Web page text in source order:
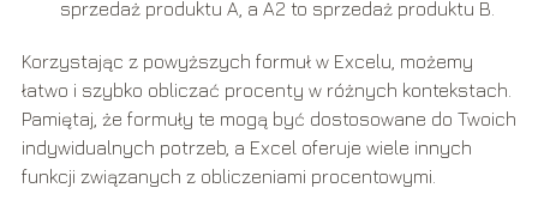
sprzedaż produktu A, a A2 to sprzedaż produktu B.
Korzystając z powyższych formuł w Excelu, możemy
łatwo i szybko obliczać procenty w różnych kontekstach.
Pamiętaj, że formuły te mogą być dostosowane do Twoich
indywidualnych potrzeb, a Excel oferuje wiele innych
funkcji związanych z obliczeniami procentowymi.